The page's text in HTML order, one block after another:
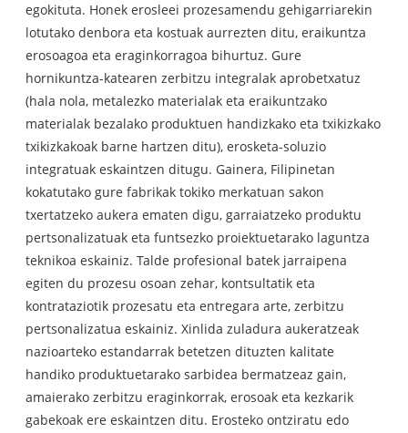
egokituta. Honek erosleei prozesamendu gehigarriarekin
lotutako denbora eta kostuak aurrezten ditu, eraikuntza
erosoagoa eta eraginkorragoa bihurtuz. Gure
hornikuntza-katearen zerbitzu integralak aprobetxatuz
(hala nola, metalezko materialak eta eraikuntzako
materialak bezalako produktuen handizkako eta txikizkako
txikizkakoak barne hartzen ditu), erosketa-soluzio
integratuak eskaintzen ditugu. Gainera, Filipinetan
kokatutako gure fabrikak tokiko merkatuan sakon
txertatzeko aukera ematen digu, garraiatzeko produktu
pertsonalizatuak eta funtsezko proiektuetarako laguntza
teknikoa eskainiz. Talde profesional batek jarraipena
egiten du prozesu osoan zehar, kontsultatik eta
kontrataziotik prozesatu eta entregara arte, zerbitzu
pertsonalizatua eskainiz. Xinlida zuladura aukeratzeak
nazioarteko estandarrak betetzen dituzten kalitate
handiko produktuetarako sarbidea bermatzeaz gain,
amaierako zerbitzu eraginkorrak, erosoak eta kezkarik
gabekoak ere eskaintzen ditu. Erosteko ontziratu edo